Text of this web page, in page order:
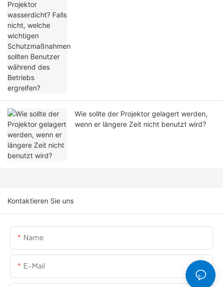
Wie sollte der Projektor gelagert werden,
wenn er längere Zeit nicht benutzt wird?
Kontaktieren Sie uns
Name
E-Mail